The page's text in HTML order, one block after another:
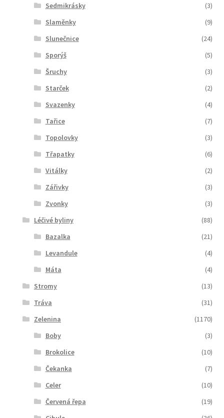
Sedmikrásky
(3)
Slaměnky
(9)
Slunečnice
(24)
Sporýš
(5)
Šruchy
(3)
Starček
(2)
Svazenky
(4)
Tařice
(7)
Topolovky
(3)
Třapatky
(6)
Vitálky
(2)
Zářivky
(3)
Zvonky
(3)
Léčivé byliny
(88)
Bazalka
(21)
Levandule
(4)
Máta
(4)
Stromy
(13)
Tráva
(31)
Zelenina
(1170)
Boby
(3)
Brokolice
(10)
Čekanka
(7)
Celer
(10)
Červená řepa
(19)